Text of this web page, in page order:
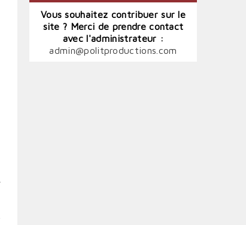
Vous souhaitez contribuer sur le
site ? Merci de prendre contact
avec l'administrateur :
admin@politproductions.com